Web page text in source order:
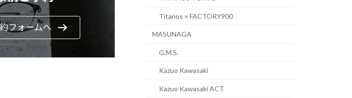
フォームへ
Titanos × FACTORY900
MASUNAGA
G.M.S.
Kazuo Kawasaki
Kazuo Kawasaki ACT